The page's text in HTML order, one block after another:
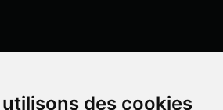
des cookies